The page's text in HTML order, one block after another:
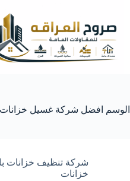
المحتوى
الوسم افضل شركة غسيل خزانات
شركة تنظيف خزانات
خزانات